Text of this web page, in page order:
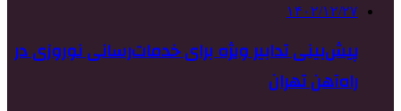
۱۴۰۲/۱۲/۲۷
پیش‌بینی تدابیر ویژه برای خدمات‌رسانی نوروزی در
راه‌آهن تهران